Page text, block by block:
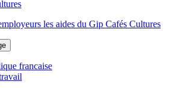
les aides du Gip Cafés Cultures